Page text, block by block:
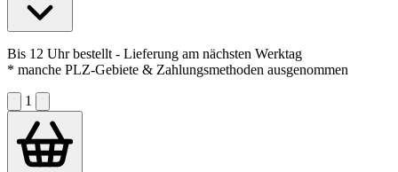
Bis 12 Uhr bestellt- Lieferung am nächsten Werktag
* manche PLZ-Gebiete & Zahlungsmethoden ausgenommen
1